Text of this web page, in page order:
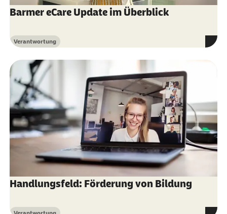
Barmer eCare Update im Überblick
Kategorie
Verantwortung
Handlungsfeld: Förderung von Bildung